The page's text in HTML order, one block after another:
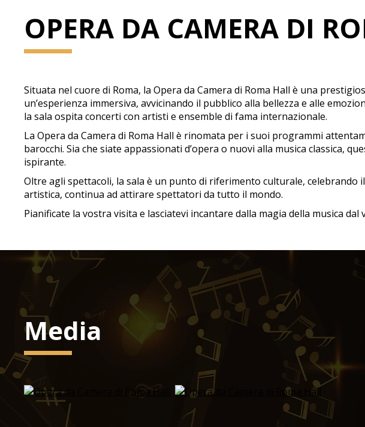
OPERA DA CAMERA DI
Situata nel cuore di Roma, la Opera da Camera di Roma Hall è una
un’esperienza immersiva, avvicinando il pubblico alla bellezza e alle
la sala ospita concerti con artisti e ensemble di fama internazionale.
La Opera da Camera di Roma Hall è rinomata per i suoi programmi
barocchi. Sia che siate appassionati d’opera o nuovi alla musica classica,
ispirante.
Oltre agli spettacoli, la sala è un punto di riferimento culturale, celebrando
artistica, continua ad attirare spettatori da tutto il mondo.
Pianificate la vostra visita e lasciatevi incantare dalla magia della musica
Media